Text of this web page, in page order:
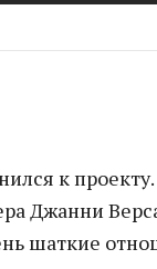
к
Джанни
шаткие